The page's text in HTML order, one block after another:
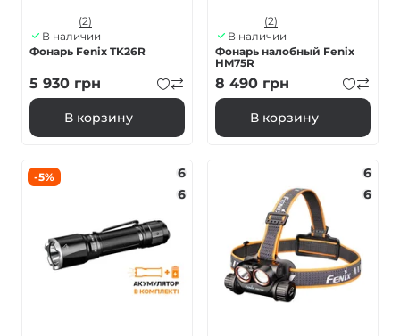
(2)
В наличии
Фонарь Fenix TK26R
5 930 грн
В корзину
(2)
В наличии
Фонарь налобный Fenix
HM75R
8 490 грн
В корзину
-5%
6
6
6
6